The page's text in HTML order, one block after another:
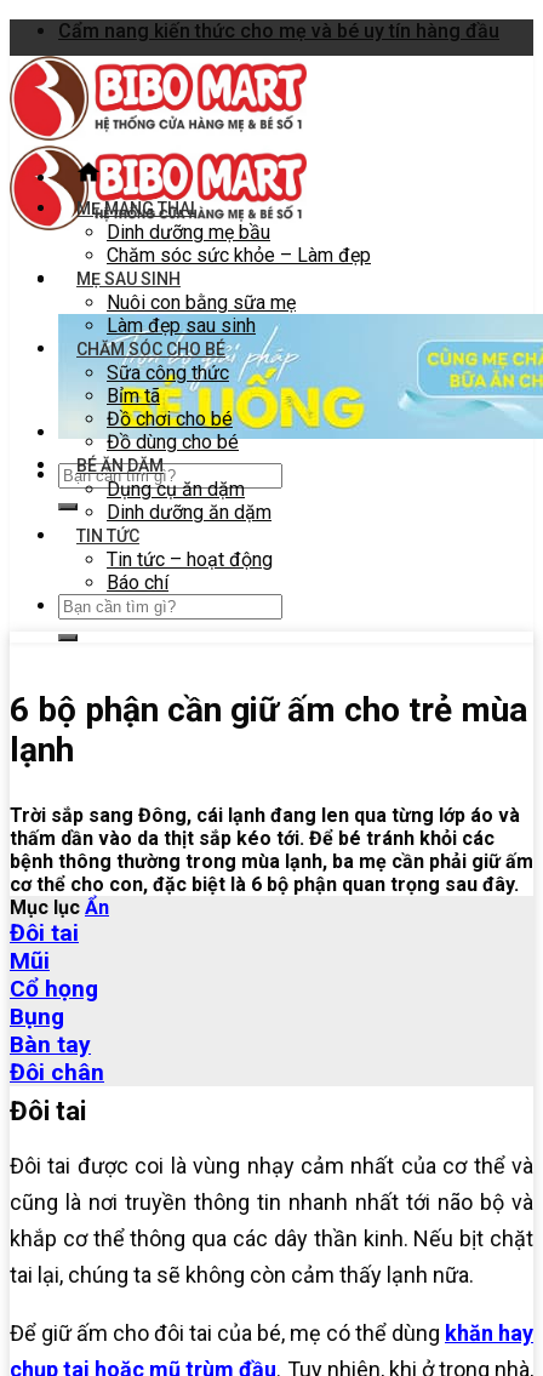
Skip
to
content
Cẩm nang kiến thức cho mẹ và bé uy tín hàng đầu
MẸ MANG THAI
Dinh dưỡng mẹ bầu
Chăm sóc sức khỏe – Làm đẹp
MẸ SAU SINH
Nuôi con bằng sữa mẹ
Làm đẹp sau sinh
CHĂM SÓC CHO BÉ
Sữa công thức
Bỉm tã
Đồ chơi cho bé
Đồ dùng cho bé
BÉ ĂN DẶM
Dụng cụ ăn dặm
Dinh dưỡng ăn dặm
TIN TỨC
Tin tức – hoạt động
Báo chí
6 bộ phận cần giữ ấm cho trẻ mùa
lạnh
Trời sắp sang Đông, cái lạnh đang len qua từng lớp áo và
thấm dần vào da thịt sắp kéo tới. Để bé tránh khỏi các
bệnh thông thường trong mùa lạnh, ba mẹ cần phải giữ ấm
cơ thể cho con, đặc biệt là 6 bộ phận quan trọng sau đây.
Mục lục Ẩn
Đôi tai
Mũi
Cổ họng
Bụng
Bàn tay
Đôi chân
Đôi tai
Đôi tai được coi là vùng nhạy cảm nhất của cơ thể và
cũng là nơi truyền thông tin nhanh nhất tới não bộ và
khắp cơ thể thông qua các dây thần kinh. Nếu bịt chặt
tai lại, chúng ta sẽ không còn cảm thấy lạnh nữa.
Để giữ ấm cho đôi tai của bé, mẹ có thể dùng khăn hay
chụp tai hoặc mũ trùm đầu. Tuy nhiên, khi ở trong nhà,